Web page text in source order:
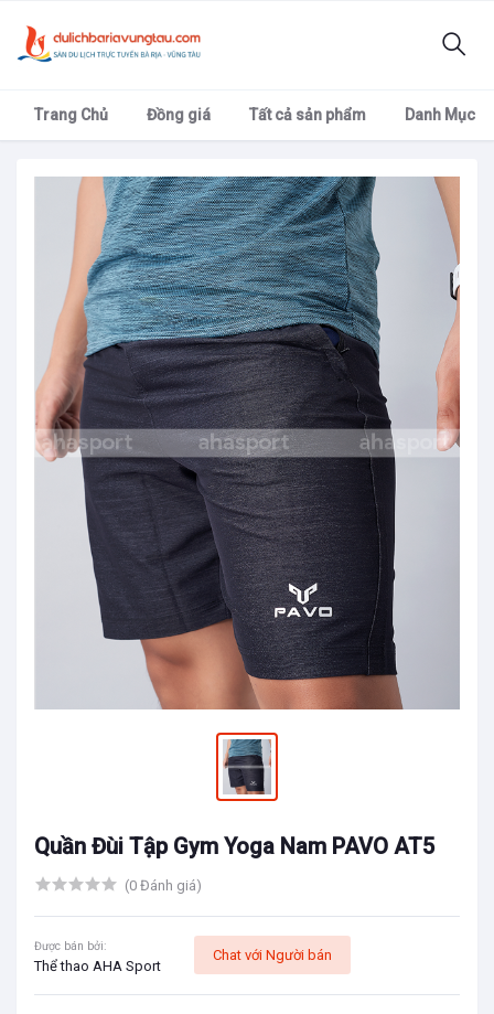
Trang Chủ Đồng giá Tất cả sản phẩm Danh Mục
Quần Đùi Tập Gym Yoga Nam PAVO AT5
(0 Đánh giá)
Được bán bởi:
Thể thao AHA Sport
Chat với Người bán